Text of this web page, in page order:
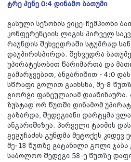
ტრე პენე 0:4 დინამო ბათუმი
​გასული სეზონის ვიცე-ჩემპიონი
კონფერენციის ლიგის პირველ
რაუნდის შეხვედრაში სტუმრად
დაუპირისპირდა. შეხვედრა
უპირატესობით წარიმართა და
გამარჯვებით, ანგარიშით - 4:0
სწრაფი გოლით გაიხსნა, მე-8
გიორგი ფანცულაიამ დააწინაურა.
ზუსტად ორ წუთში დინამომ
გაზარდა, შედეგიანი დარტყმა
ანგარიშიზეა. პირველი ტაიმის
გეგუჩაძის გუნდმა მეტოქეს კიდევ
მე-18 წუთზე გატანილი გოლი ჯაბა
საბოლოო შედეგი 58-ე წუთზე